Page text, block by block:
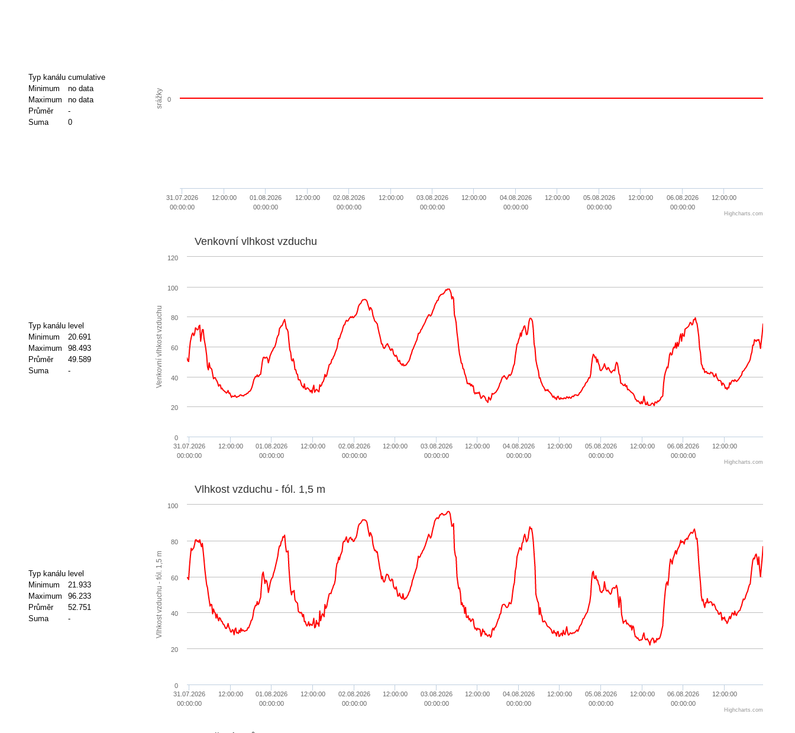
Typ kanálu cumulative
Minimum
no data
Maximum
no data
Průměr
-
Suma
0
srážky
31.07.2026
00:00:00
12:00:00
01.08.2026
00:00:00
12:00:00
02.08.2026
00:00:00
12:00:00
03.08.2026
00:00:00
12:00:00
04.08.2026
00:00:00
12:00:00
05.08.2026
00:00:00
12:00:00
06.08.2026
00:00:00
12:00:00
0
Highcharts.com
Typ kanálu level
Minimum
20.691
Maximum
98.493
Průměr
49.589
Suma
- Venkovní vlhkost vzduchu
Venkovní vlhkost vzduchu
31.07.2026
00:00:00
12:00:00
01.08.2026
00:00:00
12:00:00
02.08.2026
00:00:00
12:00:00
03.08.2026
00:00:00
12:00:00
04.08.2026
00:00:00
12:00:00
05.08.2026
00:00:00
12:00:00
06.08.2026
00:00:00
12:00:00
0
20
40
60
80
100
120
Highcharts.com
Typ kanálu level
Minimum
21.933
Maximum
96.233
Průměr
52.751
Suma
- Vlhkost vzduchu - fól. 1,5 m
Vlhkost vzduchu - fól. 1,5 m
31.07.2026
00:00:00
12:00:00
01.08.2026
00:00:00
12:00:00
02.08.2026
00:00:00
12:00:00
03.08.2026
00:00:00
12:00:00
04.08.2026
00:00:00
12:00:00
05.08.2026
00:00:00
12:00:00
06.08.2026
00:00:00
12:00:00
0
20
40
60
80
100
Highcharts.com